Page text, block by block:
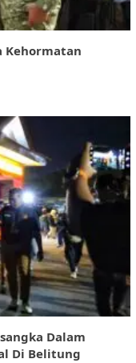
Kehormatan
Dalam
Di Belitung